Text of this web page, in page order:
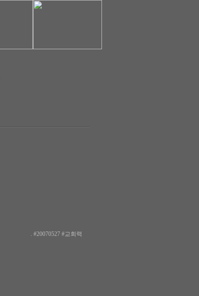
. #20070527 #교회력